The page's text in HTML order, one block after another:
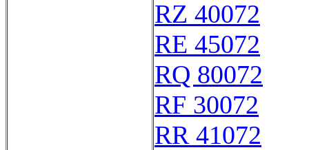
RZ 40072
RE 45072
RQ 80072
RF 30072
RR 41072